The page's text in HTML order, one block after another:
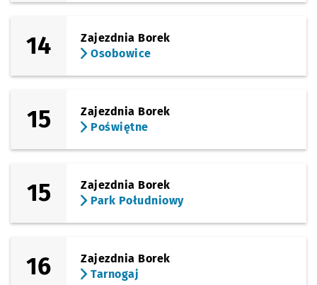
14
Zajezdnia Borek
Osobowice
15
Zajezdnia Borek
Poświętne
15
Zajezdnia Borek
Park Południowy
16
Zajezdnia Borek
Tarnogaj